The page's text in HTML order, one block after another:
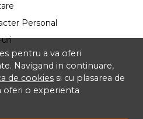
pentru a va oferi
Navigand in continuare,
de cookies si cu plasarea de
oferi o experienta
Personal